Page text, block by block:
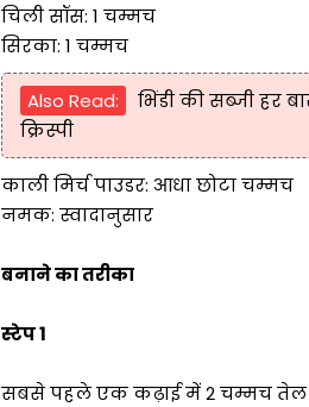
चिली सॉस: 1 चम्मच
सिरका: 1 चम्मच
Also Read:
भिंडी की सब्जी हर
क्रिस्पी
काली मिर्च पाउडर: आधा छोटा चम्मच
नमक: स्वादानुसार
बनाने का तरीका
स्टेप 1
सबसे पहले एक कढ़ाई में 2 चम्मच